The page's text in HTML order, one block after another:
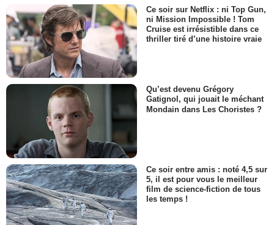
Ce soir sur Netflix : ni Top Gun,
ni Mission Impossible ! Tom
Cruise est irrésistible dans ce
thriller tiré d’une histoire vraie
Qu’est devenu Grégory
Gatignol, qui jouait le méchant
Mondain dans Les Choristes ?
Ce soir entre amis : noté 4,5 sur
5, il est pour vous le meilleur
film de science-fiction de tous
les temps !